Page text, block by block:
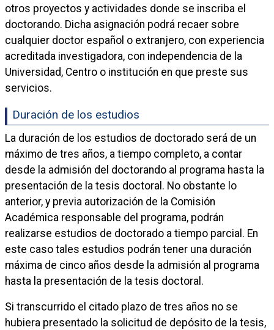
otros proyectos y actividades donde se inscriba el
doctorando. Dicha asignación podrá recaer sobre
cualquier doctor español o extranjero, con experiencia
acreditada investigadora, con independencia de la
Universidad, Centro o institución en que preste sus
servicios.
Duración de los estudios
La duración de los estudios de doctorado será de un
máximo de tres años, a tiempo completo, a contar
desde la admisión del doctorando al programa hasta la
presentación de la tesis doctoral. No obstante lo
anterior, y previa autorización de la Comisión
Académica responsable del programa, podrán
realizarse estudios de doctorado a tiempo parcial. En
este caso tales estudios podrán tener una duración
máxima de cinco años desde la admisión al programa
hasta la presentación de la tesis doctoral.
Si transcurrido el citado plazo de tres años no se
hubiera presentado la solicitud de depósito de la tesis,